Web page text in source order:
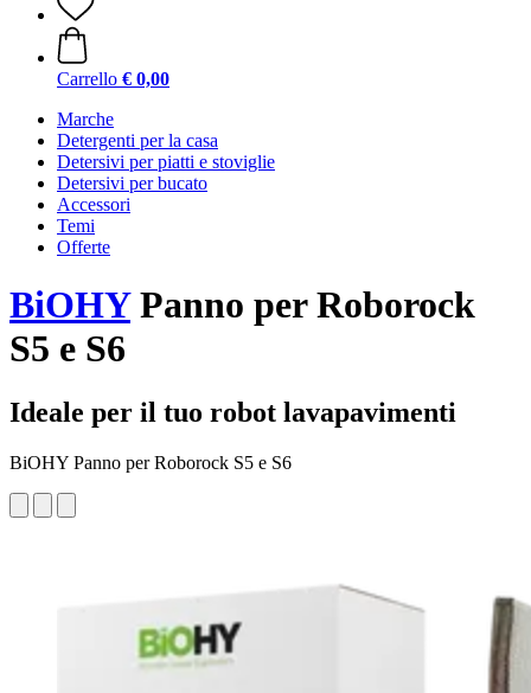
Carrello € 0,00
Marche
Detergenti per la casa
Detersivi per piatti e stoviglie
Detersivi per bucato
Accessori
Temi
Offerte
BiOHYPanno per Roborock
S5 e S6
Ideale per il tuo robot lavapavimenti
BiOHY Panno per Roborock S5 e S6